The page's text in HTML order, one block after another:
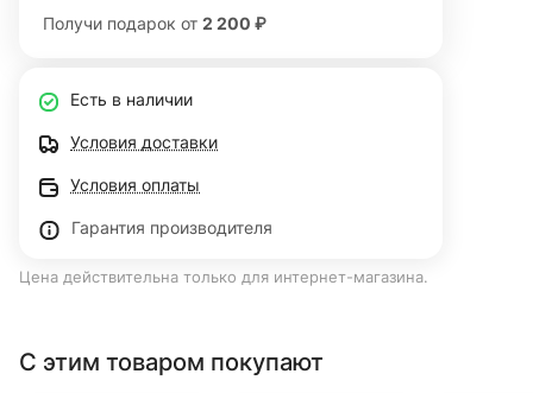
Получи подарок от 2 200 ₽
Есть в наличии
Условия доставки
Условия оплаты
Гарантия производителя
Цена действительна только для интернет-магазина.
С этим товаром покупают